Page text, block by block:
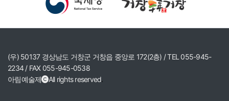
(우) 50137 경상남도 거창군 거창읍 중앙로 172(2층) / TEL 055-945-
2234 / FAX 055-945-0538
아림예술제
All rights reserved.